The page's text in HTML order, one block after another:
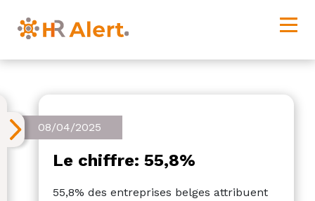
08/04/2025
Le chiffre: 55,8%
55,8% des entreprises belges attribuent